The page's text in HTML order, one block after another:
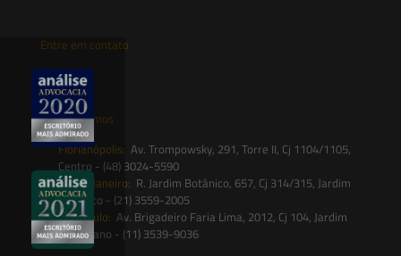
Entre em contato
contato@saesadvogados.com.br
Onde estamos
Florianópolis: Av. Trompowsky, 291, Torre II, Cj 1104/1105,
Centro - (48) 3024-5590
Rio de Janeiro: R. Jardim Botânico, 657, Cj 314/315, Jardim
Botânico - (21) 3559-2005
São Paulo: Av. Brigadeiro Faria Lima, 2012, Cj 104, Jardim
Paulistano - (11) 3539-9036